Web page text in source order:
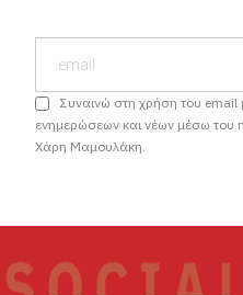
Συναινώ στη χρήση του email
ενημερώσεων και νέων μέσω του
Χάρη Μαμουλάκη.